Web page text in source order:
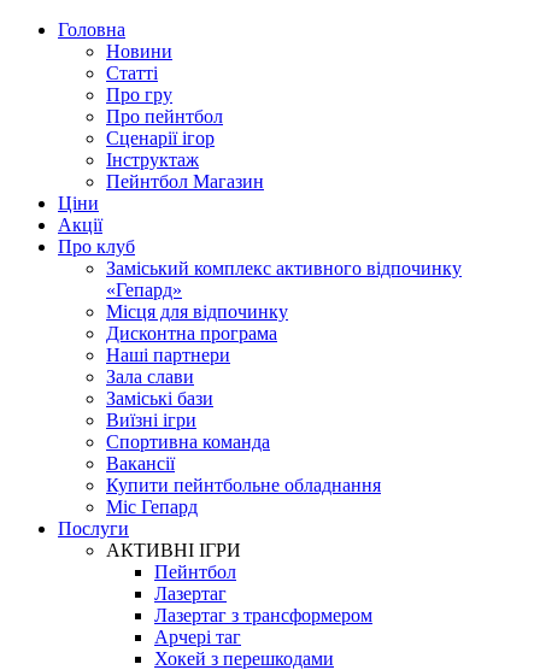
Головна
Новини
Статті
Про гру
Про пейнтбол
Сценарії ігор
Інструктаж
Пейнтбол Магазин
Ціни
Акції
Про клуб
Заміський комплекс активного відпочинку
«Гепард»
Місця для відпочинку
Дисконтна програма
Наші партнери
Зала слави
Заміські бази
Виїзні ігри
Спортивна команда
Вакансії
Купити пейнтбольне обладнання
Міс Гепард
Послуги
АКТИВНІ ІГРИ
Пейнтбол
Лазертаг
Лазертаг з трансформером
Арчері таг
Хокей з перешкодами